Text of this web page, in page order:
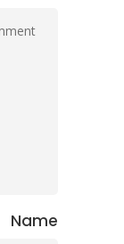
Name